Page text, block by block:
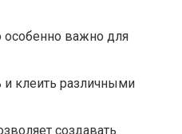
особенно важно для
и клеить различными
создавать